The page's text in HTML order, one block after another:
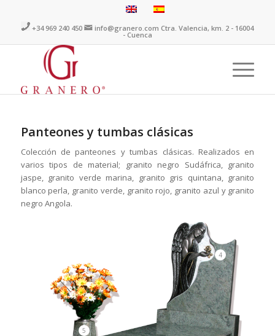
+34 969 240 450 info@granero.com Ctra. Valencia, km. 2 - 16004
- Cuenca
Panteones y tumbas clásicas
Colección de panteones y tumbas clásicas. Realizados en
varios tipos de material; granito negro Sudáfrica, granito
jaspe, granito verde marina, granito gris quintana, granito
blanco perla, granito verde, granito rojo, granito azul y granito
negro Angola.
4
5